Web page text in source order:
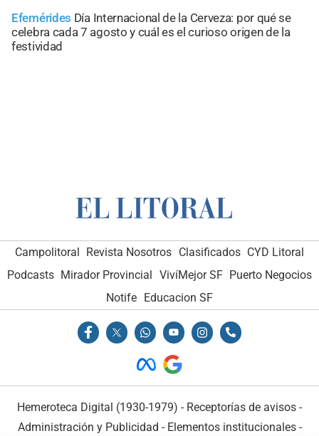
Efemérides Día Internacional de la Cerveza: por qué se
celebra cada 7 agosto y cuál es el curioso origen de la
festividad
Campolitoral Revista Nosotros Clasificados CYD Litoral
Podcasts Mirador Provincial VivíMejor SF Puerto Negocios
Notife Educacion SF
Hemeroteca Digital (1930-1979) - Receptorías de avisos -
Administración y Publicidad - Elementos institucionales-